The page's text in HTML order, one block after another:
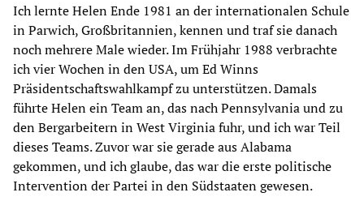
Ich lernte Helen Ende 1981 an der internationalen Schule
in Parwich, Großbritannien, kennen und traf sie danach
noch mehrere Male wieder. Im Frühjahr 1988 verbrachte
ich vier Wochen in den USA, um Ed Winns
Präsidentschaftswahlkampf zu unterstützen. Damals
führte Helen ein Team an, das nach Pennsylvania und zu
den Bergarbeitern in West Virginia fuhr, und ich war Teil
dieses Teams. Zuvor war sie gerade aus Alabama
gekommen, und ich glaube, das war die erste politische
Intervention der Partei in den Südstaaten gewesen.